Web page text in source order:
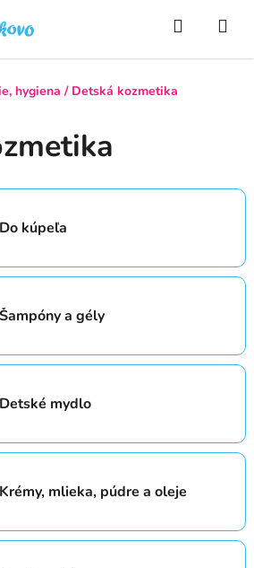
Hľadať
hygiena / Detská kozmetika
Do kúpeľa
Šampóny a gély
Detské mydlo
Krémy, mlieka, púdre a oleje